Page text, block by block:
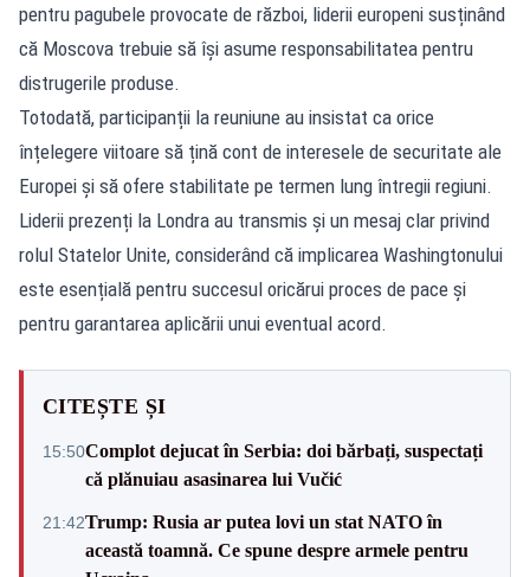
pentru pagubele provocate de război, liderii europeni susținând
că Moscova trebuie să își asume responsabilitatea pentru
distrugerile produse.
Totodată, participanții la reuniune au insistat ca orice
înțelegere viitoare să țină cont de interesele de securitate ale
Europei și să ofere stabilitate pe termen lung întregii regiuni.
Liderii prezenți la Londra au transmis și un mesaj clar privind
rolul Statelor Unite, considerând că implicarea Washingtonului
este esențială pentru succesul oricărui proces de pace și
pentru garantarea aplicării unui eventual acord.
CITEȘTE ȘI
15:50Complot dejucat în Serbia: doi bărbați, suspectați
că plănuiau asasinarea lui Vučić
21:42Trump: Rusia ar putea lovi un stat NATO în
această toamnă. Ce spune despre armele pentru